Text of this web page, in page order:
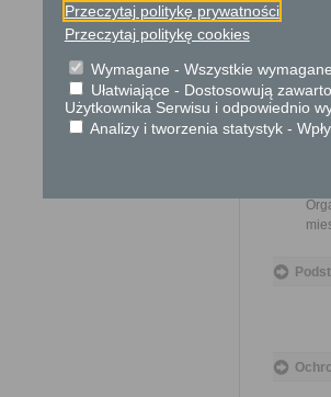
ich
Przeczytaj politykę prywatności
Przeczytaj politykę cookies
Wymagane - Wszystkie
Ułatwiające - Dostosowują
Użytkownika Serwisu i odpowiednio
Analizy i tworzenia statystyk -